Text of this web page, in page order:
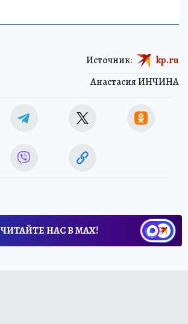
Анастасия ИНЧИНА
Источник: kp.ru
ЧИТАЙТЕ НАС В МАХ!